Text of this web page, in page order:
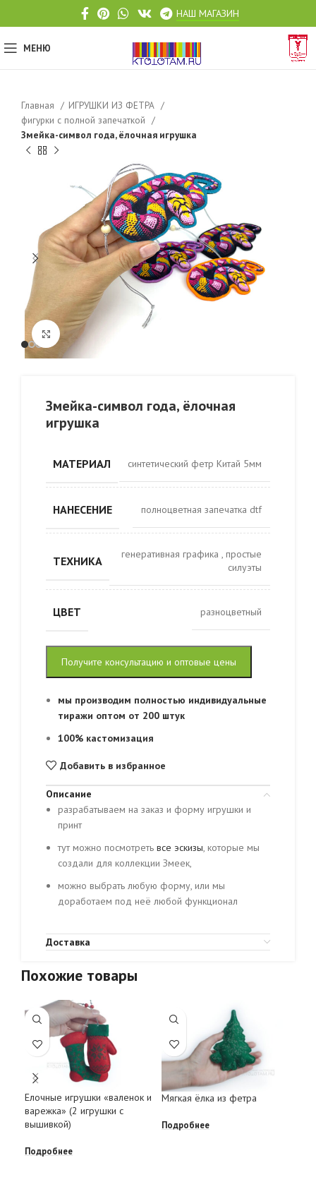
НАШ МАГАЗИН
МЕНЮ
Главная
ИГРУШКИ ИЗ ФЕТРА
фигурки с полной запечаткой
Змейка-символ года, ёлочная игрушка
Click to enlarge
Змейка-символ года, ёлочная
игрушка
МАТЕРИАЛ синтетический фетр Китай 5мм
НАНЕСЕНИЕ полноцветная запечатка dtf
ТЕХНИКА генеративная графика , простые
силуэты
ЦВЕТ разноцветный
Получите консультацию и оптовые цены
мы производим полностью индивидуальные
тиражи оптом от 200 штук
100% кастомизация
Добавить в избранное
Описание
разрабатываем на заказ и форму игрушки и
принт
тут можно посмотреть все эскизы, которые мы
создали для коллекции Змеек,
можно выбрать любую форму, или мы
доработаем под неё любой функционал
Доставка
Похожие товары
Елочные игрушки «валенок и
варежка» (2 игрушки с
вышивкой)
Подробнее
Мягкая ёлка из фетра
Подробнее